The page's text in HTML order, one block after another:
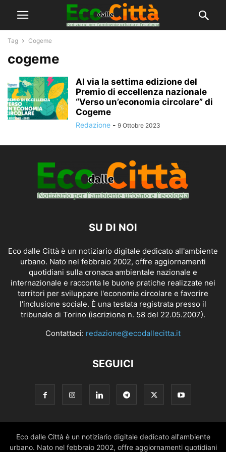
Tag Cogeme
cogeme
Al via la settima edizione del
Premio di eccellenza nazionale
“Verso un’economia circolare” di
Cogeme
Redazione - 9 Ottobre 2023
SU DI NOI
Eco dalle Città è un notiziario digitale dedicato all'ambiente
urbano. Nato nel febbraio 2002, offre aggiornamenti
quotidiani sulla cronaca ambientale nazionale e
internazionale e racconta le buone pratiche realizzate nei
territori per sviluppare l'economia circolare e favorire
l'inclusione sociale. È una testata registrata presso il
tribunale di Torino (iscrizione n. 58 del 22.05.2007).
Contattaci: redazione@ecodallecitta.it
SEGUICI
Eco dalle Città è un notiziario digitale dedicato all'ambiente
urbano. Nato nel febbraio 2002, offre aggiornamenti quotidiani